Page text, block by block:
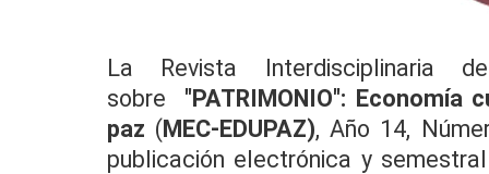
La Revista Interdisciplinaria
sobre "PATRIMONIO":
paz (MEC-EDUPAZ), Año 14,
publicación electrónica y